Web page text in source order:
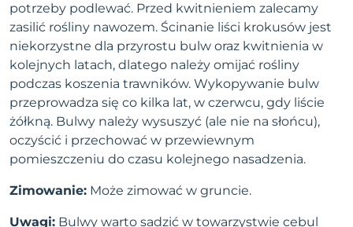
potrzeby podlewać. Przed kwitnieniem zalecamy
zasilić rośliny nawozem. Ścinanie liści krokusów jest
niekorzystne dla przyrostu bulw oraz kwitnienia w
kolejnych latach, dlatego należy omijać rośliny
podczas koszenia trawników. Wykopywanie bulw
przeprowadza się co kilka lat, w czerwcu, gdy liście
żółkną. Bulwy należy wysuszyć (ale nie na słońcu),
oczyścić i przechować w przewiewnym
pomieszczeniu do czasu kolejnego nasadzenia.
Zimowanie: Może zimować w gruncie.
Uwagi: Bulwy warto sadzić w towarzystwie cebul